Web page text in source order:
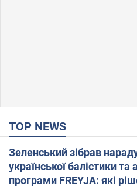
TOP NEWS
Зеленський зібрав
української балістики та антибалістичної
програми FREYJA: які